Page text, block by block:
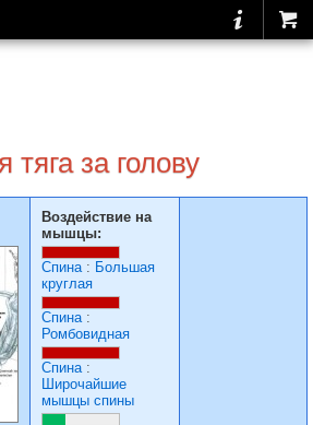
тяга за голову
Воздействие на
мышцы:
Спина: Большая
круглая
Спина:
Ромбовидная
Спина:
Широчайшие
мышцы спины